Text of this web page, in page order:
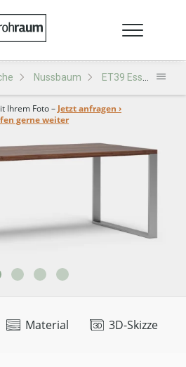
Nussbaum ET39 Esstisch
Material 3D-Skizze
Ihrem Foto – Jetzt anfragen ›
gerne weiter